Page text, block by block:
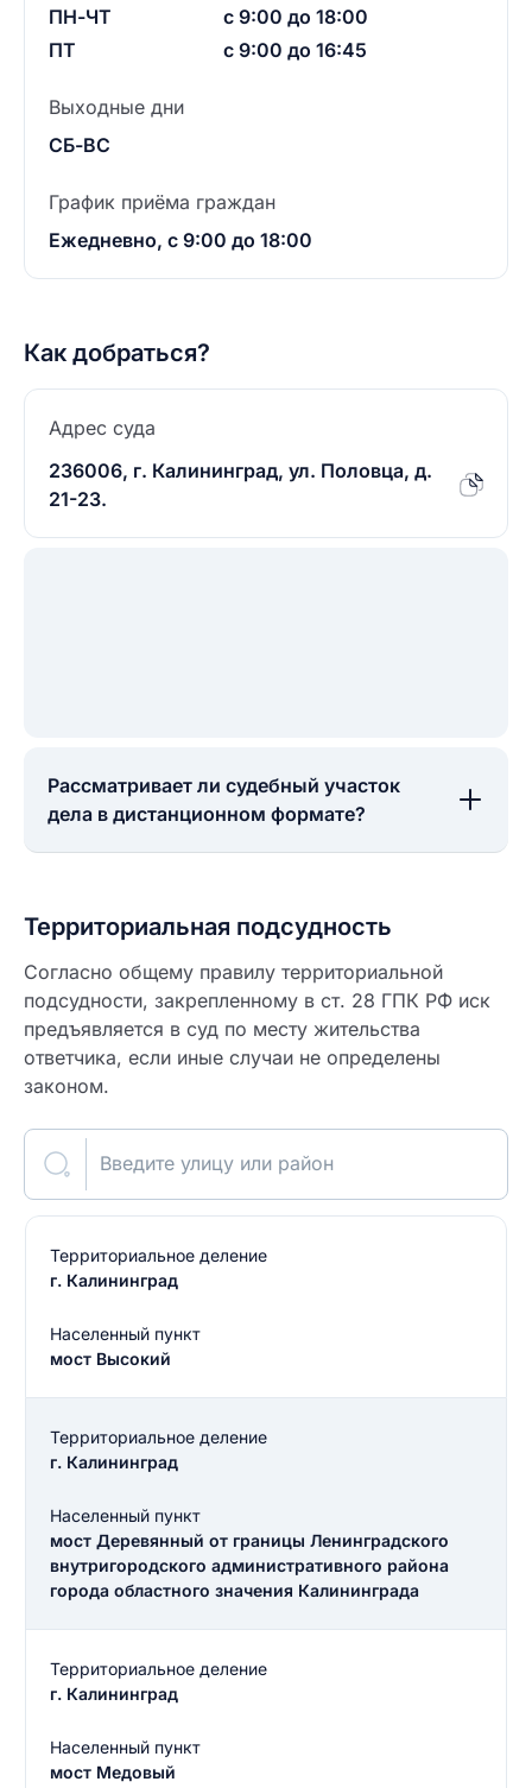
ПН-ЧТ
ПТ
с 9:00 до 18:00
с 9:00 до 16:45
Выходные дни
СБ-ВС
График приёма граждан
Ежедневно, с 9:00 до 18:00
Как добраться?
Адрес суда
236006, г. Калининград, ул. Половца, д.
21-23.
Рассматривает ли судебный участок
дела в дистанционном формате?
Территориальная подсудность
Согласно общему правилу территориальной
подсудности, закрепленному в ст. 28 ГПК РФ иск
предъявляется в суд по месту жительства
ответчика, если иные случаи не определены
законом.
Введите улицу или район
Территориальное деление
г. Калининград
Населенный пункт
мост Высокий
Территориальное деление
г. Калининград
Населенный пункт
мост Деревянный от границы Ленинградского
внутригородского административного района
города областного значения Калининграда
Территориальное деление
г. Калининград
Населенный пункт
мост Медовый